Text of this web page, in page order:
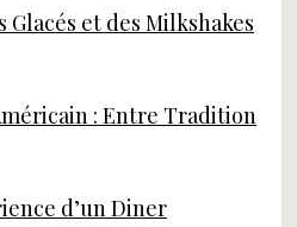
et des Milkshakes
: Entre Tradition
d’un Diner